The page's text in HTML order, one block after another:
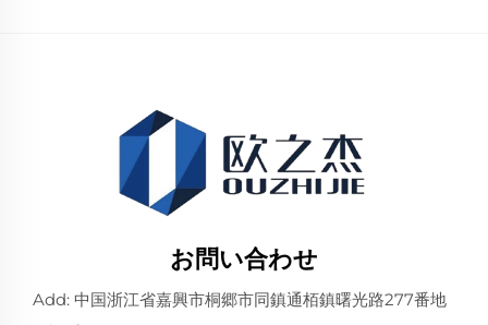
お問い合わせ
Add: 中国浙江省嘉興市桐郷市同鎮通栢鎮曙光路277番地